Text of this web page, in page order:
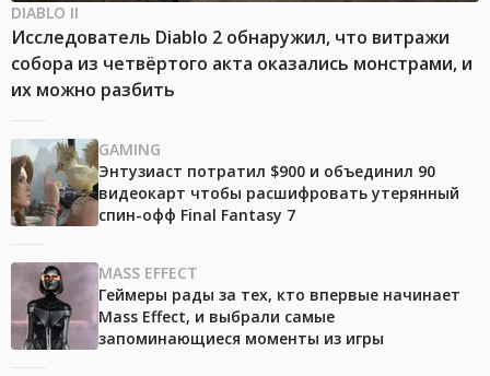
DIABLO II
Исследователь Diablo 2 обнаружил, что витражи
собора из четвёртого акта оказались монстрами, и
их можно разбить
GAMING
Энтузиаст потратил $900 и объединил 90
видеокарт чтобы расшифровать утерянный
спин-офф Final Fantasy 7
MASS EFFECT
Геймеры рады за тех, кто впервые начинает
Mass Effect, и выбрали самые
запоминающиеся моменты из игры